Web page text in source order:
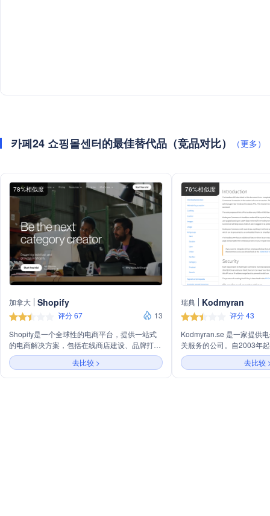
카페24 쇼핑몰센터的最佳替代品（竞品对比） （更多）
78%相似度
加拿大 Shopify
评分 67
13
Shopify是一个全球性的电商平台，提供一站式
的电商解决方案，包括在线商店建设、品牌打
造、多渠道销售、支付处理、市场营销、库存管
理等功能，支持商家从创业到企业级规模的发
展。
去比较 >
76%相似度
瑞典 Kodmyran
评分 43
Kodmyran.se 是一家提供
关服务的公司。自2003年
者，2007年起作为平台供
电商企业提供数字化转型
营业务包括电子商务平台
去比较